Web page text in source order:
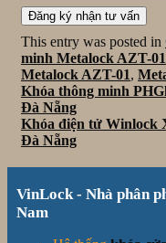
This entry was posted in
minh Metalock AZT-01
Metalock AZT-01,
Khóa thông minh
Đà Nẵng
Khóa điện tử Winlock
Đà Nẵng
VinLock - Nhà phân
Nam